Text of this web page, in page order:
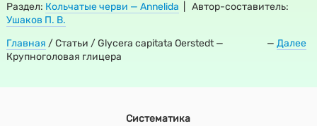
Раздел: Кольчатые черви — Annelida | Автор-составитель:
Ушаков П. В.
Главная / —Далее
Статьи / Glycera capitata Oerstedt —
Крупноголовая глицера
Систематика